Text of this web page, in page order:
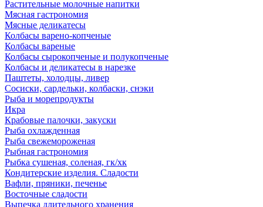
Растительные молочные напитки
Мясная гастрономия
Мясные деликатесы
Колбасы варено-копченые
Колбасы вареные
Колбасы сырокопченые и полукопченые
Колбасы и деликатесы в нарезке
Паштеты, холодцы, ливер
Сосиски, сардельки, колбаски, снэки
Рыба и морепродукты
Икра
Крабовые палочки, закуски
Рыба охлажденная
Рыба свежемороженая
Рыбная гастрономия
Рыбка сушеная, соленая, гк/хк
Кондитерские изделия. Сладости
Вафли, пряники, печенье
Восточные сладости
Выпечка длительного хранения